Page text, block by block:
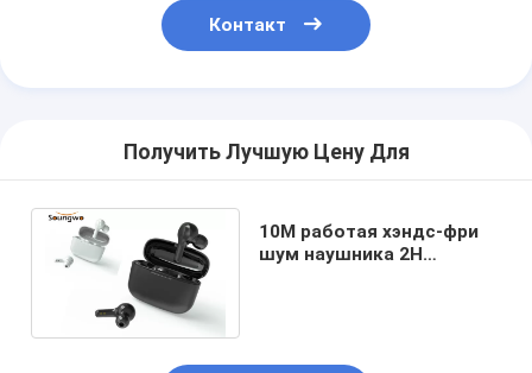
Контакт
Получить Лучшую Цену Для
10M работая хэндс-фри
шум наушника 2H